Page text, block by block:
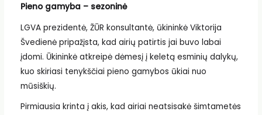
Pieno gamyba – sezoninė
LGVA prezidentė, ŽŪR konsultantė, ūkininkė Viktorija
Švedienė pripažįsta, kad airių patirtis jai buvo labai
įdomi. Ūkininkė atkreipė dėmesį į keletą esminių dalykų,
kuo skiriasi tenykščiai pieno gamybos ūkiai nuo
mūsiškių.
Pirmiausia krinta į akis, kad airiai neatsisakė šimtametės